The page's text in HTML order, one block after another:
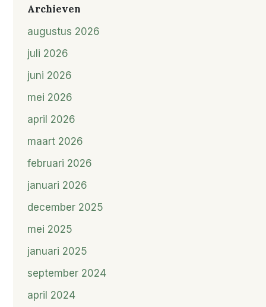
Archieven
augustus 2026
juli 2026
juni 2026
mei 2026
april 2026
maart 2026
februari 2026
januari 2026
december 2025
mei 2025
januari 2025
september 2024
april 2024